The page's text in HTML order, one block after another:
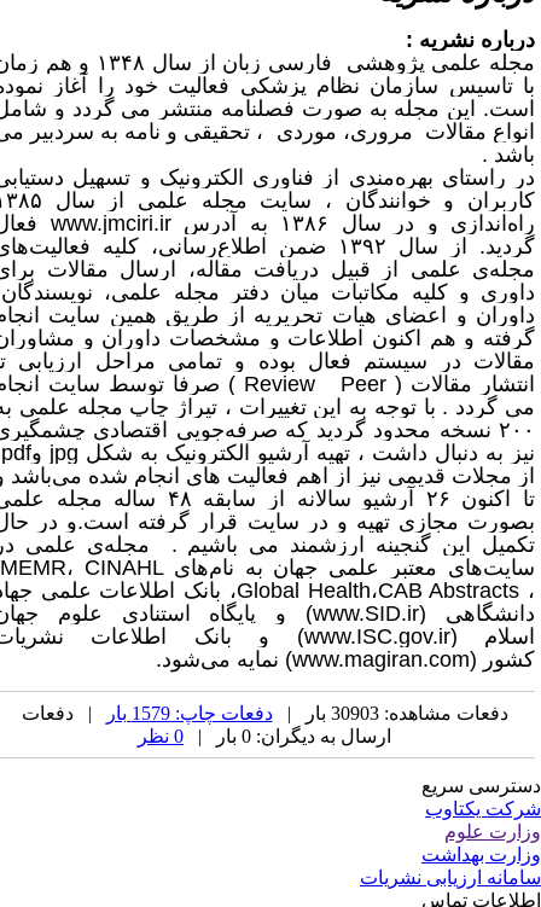
نشریه :
علمی پژوهشی
فارسی زبان از سال ۱۳۴۸ و هم زمان
تاسیس سازمان نظام پزشکی فعالیت خود را آغاز نموده
این مجله به صورت فصلنامه منتشر می گردد و شامل
مقالات مروری، موردی ، تحقیقی و نامه به سردبیر می
.
راستای بهره‌مندی از فناوری الکترونیک و تسهیل دستیابی
کاربران و خوانندگان ، سایت مجله علمی از سال ۱۳۸۵
و در سال ۱۳۸۶ به آدرس
www.jmciri.ir فعال
گردید. از سال ۱۳۹۲ ضمن اطلاع‌رسانی، کلیه فعالیت‌های
علمی از قبیل دریافت مقاله، ارسال مقالات برای
و کلیه مکاتبات میان دفتر مجله علمی، نویسندگان،
و اعضای هیات تحریریه از طریق همین سایت انجام
و هم اکنون اطلاعات و مشخصات داوران و مشاوران
در سیستم فعال بوده و تمامی مراحل ارزیابی تا
مقالات ( Peer
Review) صرفا توسط سایت انجام
گردد . با توجه به این تغییرات ، تیراژ چاپ مجله علمی به
۲۰۰ نسخه محدود گردید که صرفه‌جویی اقتصادی چشمگیری
به دنبال داشت ، تهیه آرشیو الکترونیک به شکلjpgو pdf
مجلات قدیمی نیز از اهم فعالیت های انجام شده می‌باشد و
تا اکنون ۲۶ آرشیو سالانه از سابقه ۴۸ ساله مجله علمی
مجازی تهیه و در سایت قرار گرفته است.و در حال
این گنجینه ارزشمند می باشیم . مجله‌ی علمی در
معتبر علمی جهان به نام‌هایCINAHL
IMEMR
CAB Abstracts،Global Health، بانک اطلاعات علمی جهاد
(www.SID.ir)
و پایگاه استنادی علوم جهان
(www.ISC.gov.ir)
و بانک اطلاعات نشریات
(www.magiran.com)نمایه می‌شود.
دفعات مشاهده: 30903 بار | دفعات چاپ: 1579 بار
| دفعات
ارسال به دیگران: 0 بار |
سریع
یکتاوب
علوم
بهداشت
ارزیابی نشریات
تماس